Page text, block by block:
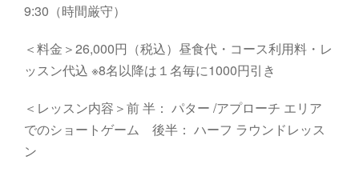
9:30（時間厳守）
＜料金＞26,000円（税込）昼食代・コース利用料・レ
ッスン代込 ※8名以降は１名毎に1000円引き
＜レッスン内容＞前 半： パター /アプローチ エリア
でのショートゲーム 後半： ハーフ ラウンドレッス
ン